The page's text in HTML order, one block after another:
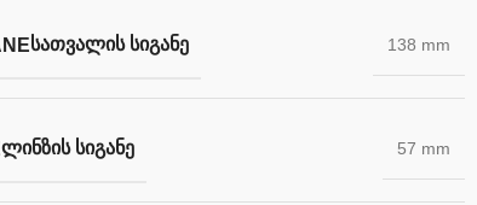
ᲡᲐᲗᲕᲐᲚᲘᲡ ᲡᲘᲒᲐᲜᲔ 138 mm
ᲚᲘᲜᲖᲘᲡ ᲡᲘᲒᲐᲜᲔ 57 mm